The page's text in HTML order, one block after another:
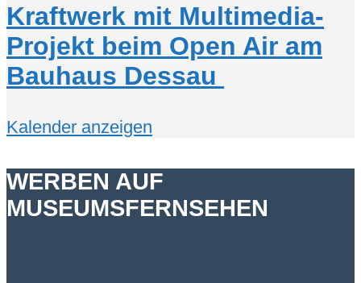
Kraftwerk mit Multimedia-
Projekt beim Open Air am
Bauhaus Dessau
Kalender anzeigen
WERBEN AUF
MUSEUMSFERNSEHEN